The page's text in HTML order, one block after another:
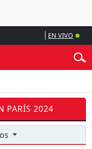
EN VIVO
PARÍS 2024